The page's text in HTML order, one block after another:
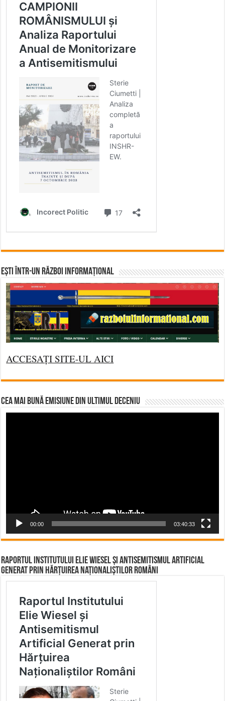
hiper-bibliografia unei perspective
https://fresca.piatauniversitatii.com/
CAMPIONII ROMÂNISMULUI
Ești într-un RĂZBOI INFORMAȚIONAL
CEA MAI BUNĂ EMISIUNE DIN ULTIMUL DECENIU
Video
Player
00:00
Raportul Institutului Elie Wiesel și Antisemitismul Artificial
Generat prin Hărțuirea Naționaliștilor Români